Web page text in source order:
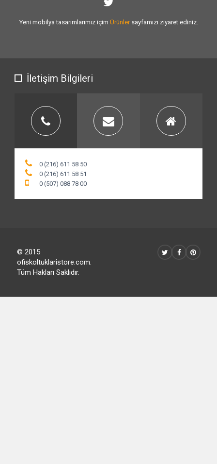
Sizlere vermiş olduğumuzhizmet kalitesiniartırmak için var gücümüzle
İletişim Bilgileri
0 (216) 611 58 50
0 (216) 611 58 51
© 2015
ofiskoltuklaristore.com.